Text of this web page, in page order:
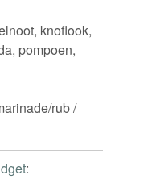
knoflook,
pompoen,
rub /
: